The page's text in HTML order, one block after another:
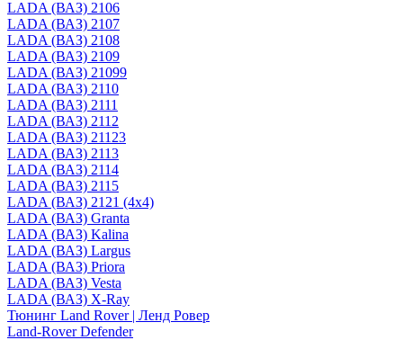
LADA (ВАЗ) 2106
LADA (ВАЗ) 2107
LADA (ВАЗ) 2108
LADA (ВАЗ) 2109
LADA (ВАЗ) 21099
LADA (ВАЗ) 2110
LADA (ВАЗ) 2111
LADA (ВАЗ) 2112
LADA (ВАЗ) 21123
LADA (ВАЗ) 2113
LADA (ВАЗ) 2114
LADA (ВАЗ) 2115
LADA (ВАЗ) 2121 (4x4)
LADA (ВАЗ) Granta
LADA (ВАЗ) Kalina
LADA (ВАЗ) Largus
LADA (ВАЗ) Priora
LADA (ВАЗ) Vesta
LADA (ВАЗ) X-Ray
Тюнинг Land Rover | Ленд Ровер
Land-Rover Defender